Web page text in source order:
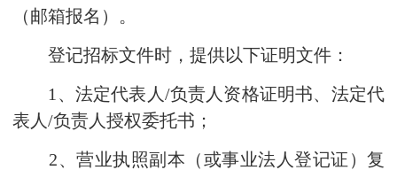
（邮箱报名）。
登记招标文件时，提供以下证明文件：
1、法定代表人/负责人资格证明书、法定代
表人/负责人授权委托书；
2、营业执照副本（或事业法人登记证）复